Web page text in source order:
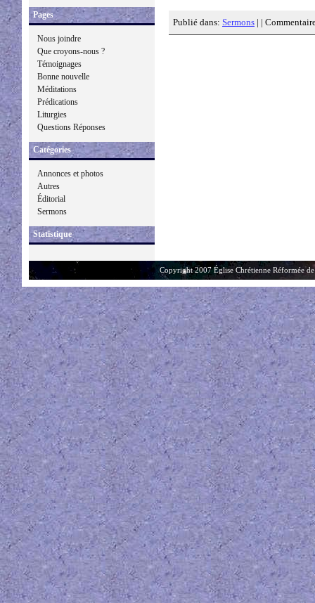
Pages
Nous joindre
Que croyons-nous ?
Témoignages
Bonne nouvelle
Méditations
Prédications
Liturgies
Questions Réponses
Catégories
Annonces et photos
Autres
Éditorial
Sermons
Statistique
Publié dans: Sermons | |
Copyright 2007 Église Chrétienne Réformée